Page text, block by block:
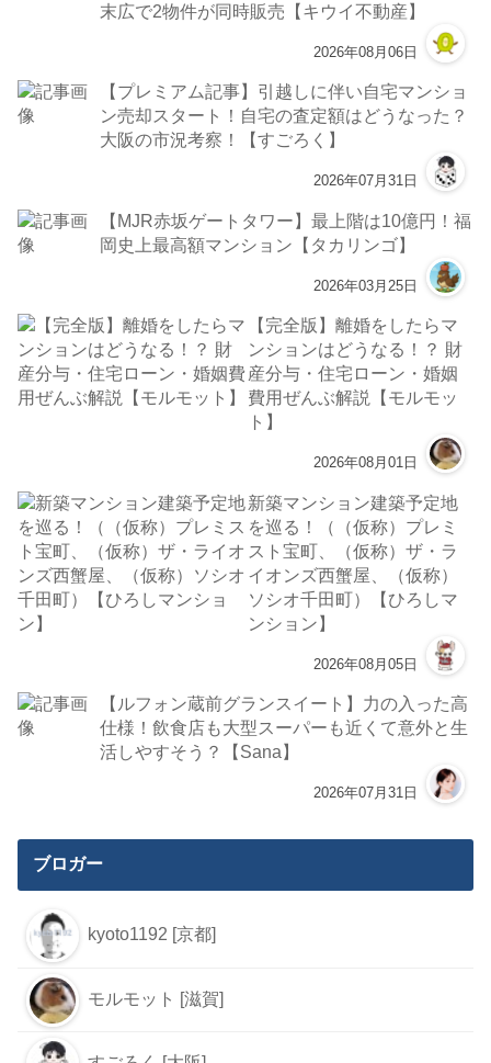
末広で2物件が同時販売【キウイ不動産】
2026年08月06日
【プレミアム記事】引越しに伴い自宅マンショ
ン売却スタート！自宅の査定額はどうなった？
大阪の市況考察！【すごろく】
2026年07月31日
【MJR赤坂ゲートタワー】最上階は10億円！福
岡史上最高額マンション【タカリンゴ】
2026年03月25日
【完全版】離婚をしたらマ
ンションはどうなる！？ 財
産分与・住宅ローン・婚姻
費用ぜんぶ解説【モルモッ
ト】
2026年08月01日
新築マンション建築予定地
を巡る！（（仮称）プレミ
スト宝町、（仮称）ザ・ラ
イオンズ西蟹屋、（仮称）
ソシオ千田町）【ひろしマ
ンション】
2026年08月05日
【ルフォン蔵前グランスイート】力の入った高
仕様！飲食店も大型スーパーも近くて意外と生
活しやすそう？【Sana】
2026年07月31日
ブロガー
kyoto1192 [京都]
モルモット [滋賀]